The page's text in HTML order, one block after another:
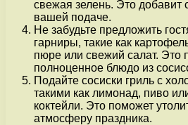
свежая зелень. Это добавит
вашей подаче.
Не забудьте предложить
гарниры, такие как
пюре или свежий салат. Это
полноценное блюдо из
Подайте сосиски гриль с
такими как лимонад, пиво
коктейли. Это поможет
атмосферу праздника.